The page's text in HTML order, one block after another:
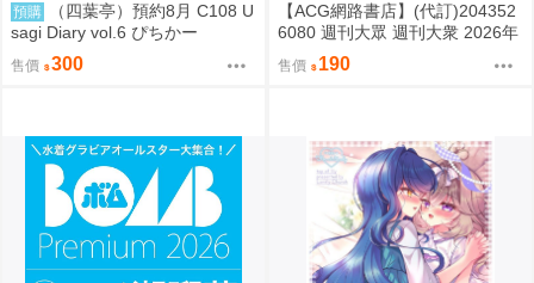
預購
（四葉亭）預約8月 C108 U
sagi Diary vol.6 ぴちかー
售價 300
【ACG網路書店】(代訂)204352
6080 週刊大眾 週刊大衆 2026年
8月31日號 附:海報
售價 190